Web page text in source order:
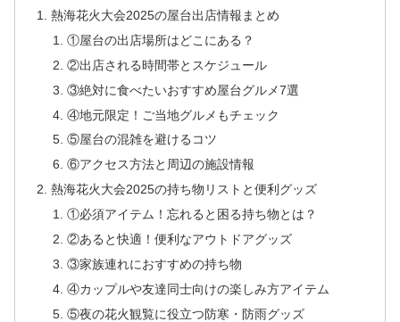
熱海花火大会2025の屋台出店情報まとめ
①屋台の出店場所はどこにある？
②出店される時間帯とスケジュール
③絶対に食べたいおすすめ屋台グルメ7選
④地元限定！ご当地グルメもチェック
⑤屋台の混雑を避けるコツ
⑥アクセス方法と周辺の施設情報
熱海花火大会2025の持ち物リストと便利グッズ
①必須アイテム！忘れると困る持ち物とは？
②あると快適！便利なアウトドアグッズ
③家族連れにおすすめの持ち物
④カップルや友達同士向けの楽しみ方アイテム
⑤夜の花火観覧に役立つ防寒・防雨グッズ